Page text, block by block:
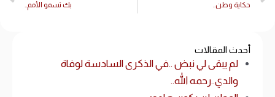
أحدث المقالات
لم يبقى لي نبض ..في الذكرى السادسة لوفاة
والدي..رحمه الله..
حكاية وطن.. بك تسمو الأمم..